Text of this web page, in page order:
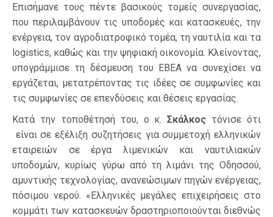
Επισήμανε τους πέντε βασικούς τομείς συνεργασίας,
που περιλαμβάνουν τις υποδομές και κατασκευές, την
ενέργεια, τον αγροδιατροφικό τομέα, τη ναυτιλία και τα
logistics, καθώς και την ψηφιακή οικονομία. Κλείνοντας,
υπογράμμισε τη δέσμευση του ΕΒΕΑ να συνεχίσει να
εργάζεται, μετατρέποντας τις ιδέες σε συμφωνίες και
τις συμφωνίες σε επενδύσεις και θέσεις εργασίας.
Κατά την τοποθέτησή του, ο κ.Σκάλκος τόνισε ότι
είναι σε εξέλιξη συζητήσεις για συμμετοχή ελληνικών
εταιρειών σε έργα λιμενικών και ναυτιλιακών
υποδομών, κυρίως γύρω από τη λιμάνι της Οδησσού,
αμυντικής τεχνολογίας, ανανεώσιμων πηγών ενέργειας,
πόσιμου νερού. «Ελληνικές μεγάλες επιχειρήσεις στο
κομμάτι των κατασκευών δραστηριοποιούνται διεθνώς